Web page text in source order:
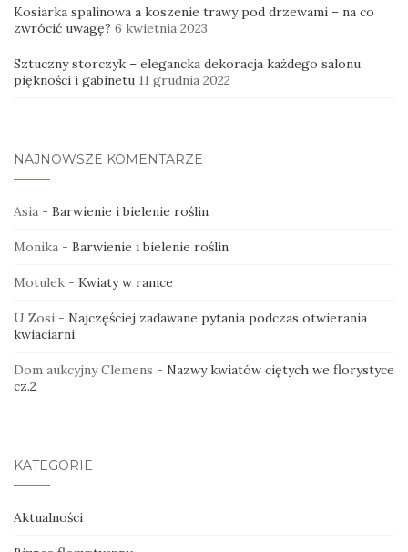
Kosiarka spalinowa a koszenie trawy pod drzewami – na co
zwrócić uwagę? 6 kwietnia 2023
Sztuczny storczyk – elegancka dekoracja każdego salonu
piękności i gabinetu 11 grudnia 2022
NAJNOWSZE KOMENTARZE
Asia - Barwienie i bielenie roślin
Monika - Barwienie i bielenie roślin
Motulek - Kwiaty w ramce
U Zosi - Najczęściej zadawane pytania podczas otwierania
kwiaciarni
Dom aukcyjny Clemens - Nazwy kwiatów ciętych we florystyce
cz.2
KATEGORIE
Aktualności